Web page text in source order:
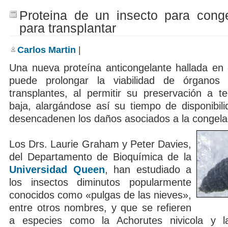
el
agua
Proteina de un insecto para
para transplantar
Carlos Martin
Una nueva proteína anticongelante hallada en
puede prolongar la viabilidad de órganos
transplantes, al permitir su preservación a
baja, alargándose así su tiempo de
desencadenen los daños asociados a la
Los Drs. Laurie Graham y Peter Davies,
del Departamento de Bioquímica de la
Universidad Queen, han estudiado a
los insectos diminutos popularmente
conocidos como «pulgas de las nieves»,
entre otros nombres, y que se refieren
a especies como la Achorutes nivicola y